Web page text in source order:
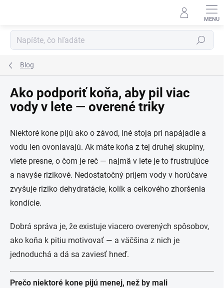
Hľadať
Blog
Ako podporiť koňa, aby pil viac
vody v lete — overené triky
Niektoré kone pijú ako o závod, iné stoja pri napájadle a
vodu len ovoniavajú. Ak máte koňa z tej druhej skupiny,
viete presne, o čom je reč — najmä v lete je to frustrujúce
a navyše rizikové. Nedostatočný príjem vody v horúčave
zvyšuje riziko dehydratácie, kolík a celkového zhoršenia
kondície.
Dobrá správa je, že existuje viacero overených spôsobov,
ako koňa k pitiu motivovať — a väčšina z nich je
jednoduchá a dá sa zaviesť hneď.
Prečo niektoré kone pijú menej, než by mali